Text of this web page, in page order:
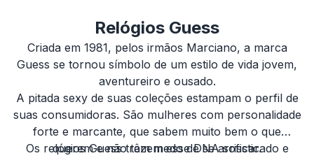
Relógios Guess
Criada em 1981, pelos irmãos Marciano, a marca
Guess se tornou símbolo de um estilo de vida jovem,
aventureiro e ousado.
A pitada sexy de suas coleções estampam o perfil de
suas consumidoras. São mulheres com personalidade
forte e marcante, que sabem muito bem o que
querem e não têm medo de se arriscar.
Os relógios Guess trazem esse DNA sofisticado e